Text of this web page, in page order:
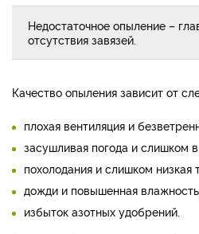
Недостаточное опыление –
отсутствия завязей.
Качество опыления зависит от
плохая вентиляция и
засушливая погода и слишком
похолодания и слишком низкая
дожди и повышенная
избыток азотных удобрений.